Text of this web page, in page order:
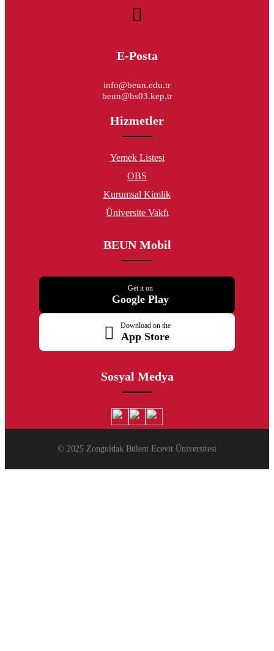
E-Posta
info@beun.edu.tr
beun@hs03.kep.tr
Hizmetler
Yemek Listesi
OBS
Kurumsal Kimlik
Üniversite Vakfı
BEUN Mobil
Get it on
Google Play
Download on the
App Store
Sosyal Medya
© 2025 Zonguldak Bülent Ecevit Üniversitesi